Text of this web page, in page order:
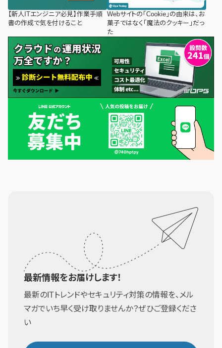
【新人ITエンジニア必見】作業手順
書の作成で気を付けること
Webサイトの「Cookie」の由来は、お
菓子ではなく「魔法のクッキー」だっ
た
最新情報をお届けします！
最新のITトレンドやセキュリティ対策の情報を、メル
マガでいち早く受け取りませんか？ぜひご登録くださ
い